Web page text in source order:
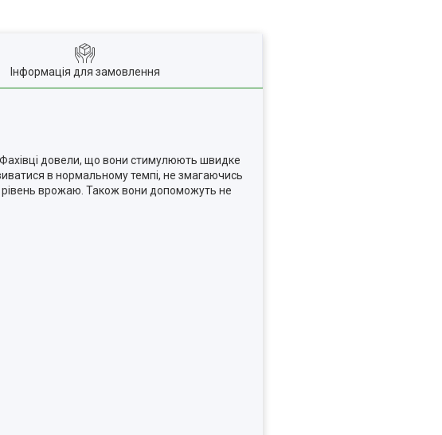
Інформація для замовлення
Фахівці довели, що вони стимулюють швидке
в нормальному темпі, не змагаючись
рівень врожаю. Також вони допоможуть не